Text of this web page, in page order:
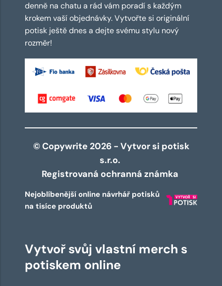
denně na chatu a rád vám poradí s každým
krokem vaší objednávky. Vytvořte si originální
potisk ještě dnes a dejte svému stylu nový
rozměr!
© Copywrite 2026 - Vytvor si potisk
s.r.o.
Registrovaná ochranná známka
Nejoblíbenější online návrhář potisků
na tisíce produktů
Vytvoř svůj vlastní merch s
potiskem online